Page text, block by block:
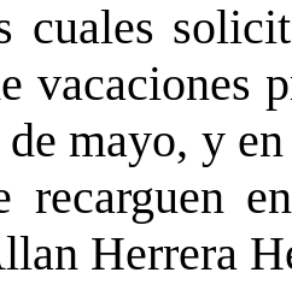
cuales
vacaciones
mayo, y
recarguen
Herrera